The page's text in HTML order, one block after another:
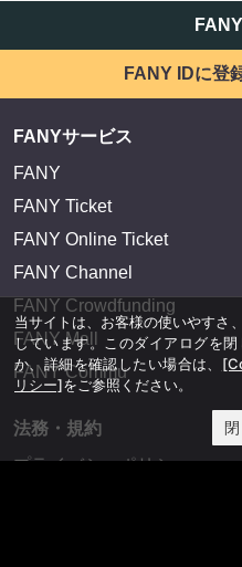
FANY IDに登
FANYサービス
FANY
FANY Ticket
FANY Online Ticket
FANY Channel
FANY Crowdfunding
FANY Mall
FANY Commu
法務・規約
プライバシーポリシー
当サイトは、お客様の使いやすさ
しています。このダイアログを
か、詳細を確認したい場合は、
リシー]をご参照ください。